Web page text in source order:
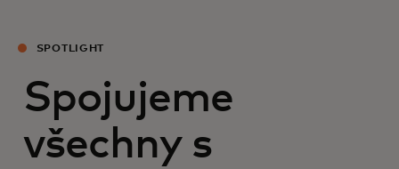
SPOTLIGHT
Spojujeme
všechny s